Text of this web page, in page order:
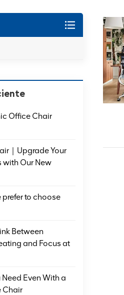
Office Chair
｜Upgrade Your
with Our New
to choose
Between
and Focus at
Need Even With a
Chair